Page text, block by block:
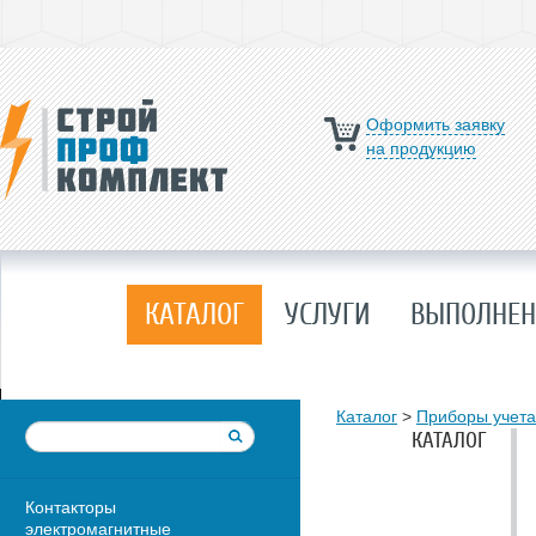
Оформить заявку
на продукцию
КАТАЛОГ УСЛУГИ
Контакторы
электромагнитные
Каталог > Приборы
КАТАЛОГ